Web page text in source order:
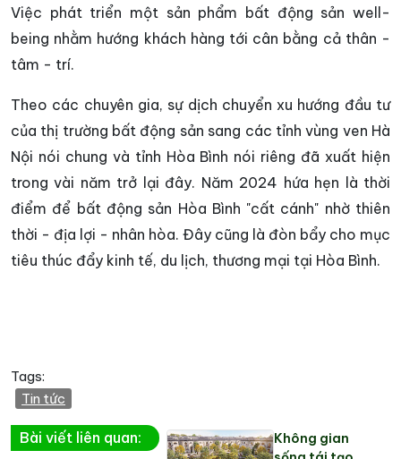
Việc phát triển một sản phẩm bất động sản well-
being nhằm hướng khách hàng tới cân bằng cả thân -
tâm - trí.
Theo các chuyên gia, sự dịch chuyển xu hướng đầu tư
của thị trường bất động sản sang các tỉnh vùng ven Hà
Nội nói chung và tỉnh Hòa Bình nói riêng đã xuất hiện
trong vài năm trở lại đây. Năm 2024 hứa hẹn là thời
điểm để bất động sản Hòa Bình "cất cánh" nhờ thiên
thời - địa lợi - nhân hòa. Đây cũng là đòn bẩy cho mục
tiêu thúc đẩy kinh tế, du lịch, thương mại tại Hòa Bình.
Tags:
Tin tức
Bài viết liên quan:
Không gian